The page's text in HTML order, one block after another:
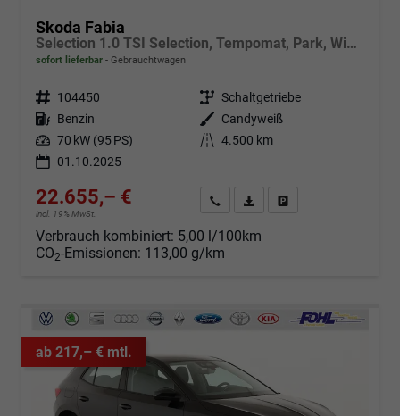
Skoda Fabia
Selection 1.0 TSI Selection, Tempomat, Park, Winterpaket, SmartLink, 4-J Garantie
sofort lieferbar Gebrauchtwagen
Fahrzeugnr. 104450 Getriebe Schaltgetriebe
Kraftstoff Benzin Außenfarbe
Candyweiß
Leistung 70 kW (95 PS) Kilometerstand 4.500 km
01.10.2025
22.655,– €
incl. 19% MwSt.
Angebot anfordern
Fahrzeugexpose (PDF)
Verbrauch kombiniert: 5,00 l/100km
CO2-Emissionen: 113,00 g/km
ab 217,– € mtl.